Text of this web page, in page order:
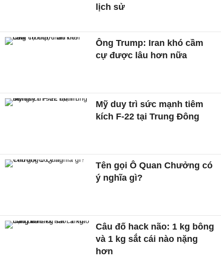
lịch sử
Ông Trump: Iran khó cầm
cự được lâu hơn nữa
Mỹ duy trì sức mạnh tiêm
kích F-22 tại Trung Đông
Tên gọi Ô Quan Chưởng có
ý nghĩa gì?
Câu đố hack não: 1 kg bông
và 1 kg sắt cái nào nặng
hơn